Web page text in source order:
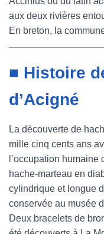
aux deux rivières
En breton, la
■ Histoire
d’Acigné
La découverte de
mille cinq cents ans
l’occupation humaine
hache-marteau en
cylindrique et longue
conservée au musée
Deux bracelets de